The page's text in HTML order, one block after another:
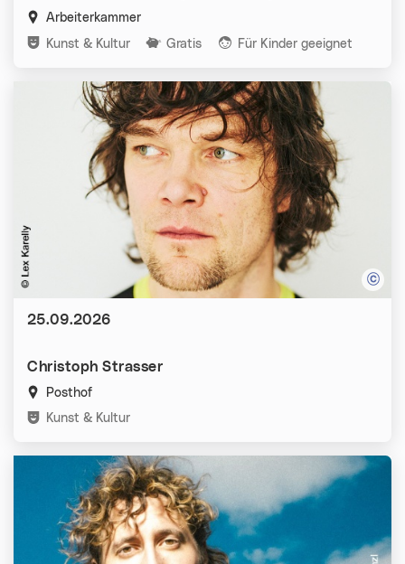
Arbeiterkammer
Kategorien:
Kunst & Kultur Gratis Für Kinder geeignet
Christoph Strasser
Posthof
Kategorien:
Kunst & Kultur
Datum:
25.09.2026